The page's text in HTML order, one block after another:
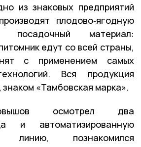
из знаковых предприятий
плодово‑ягодную
материал:
едут со всей страны,
с применением самых
Вся продукция
«Тамбовская марка».
осмотрел два
и автоматизированную
линию, познакомился